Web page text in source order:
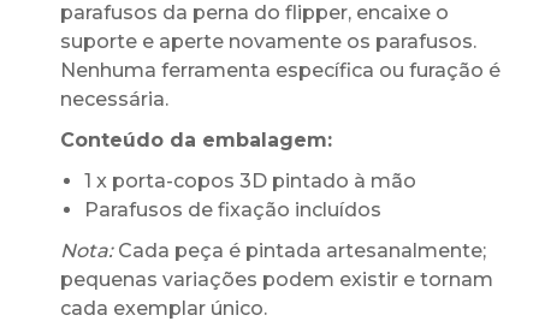
parafusos da perna do flipper, encaixe o
suporte e aperte novamente os parafusos.
Nenhuma ferramenta específica ou furação é
necessária.
Conteúdo da embalagem:
1 x porta-copos 3D pintado à mão
Parafusos de fixação incluídos
Nota:Cada peça é pintada artesanalmente;
pequenas variações podem existir e tornam
cada exemplar único.